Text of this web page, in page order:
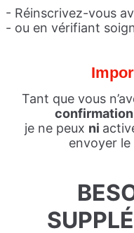
- Réinscrivez-vous
- ou en vérifiant
Tant que vous
confirmation
je ne peux ni
envoyer